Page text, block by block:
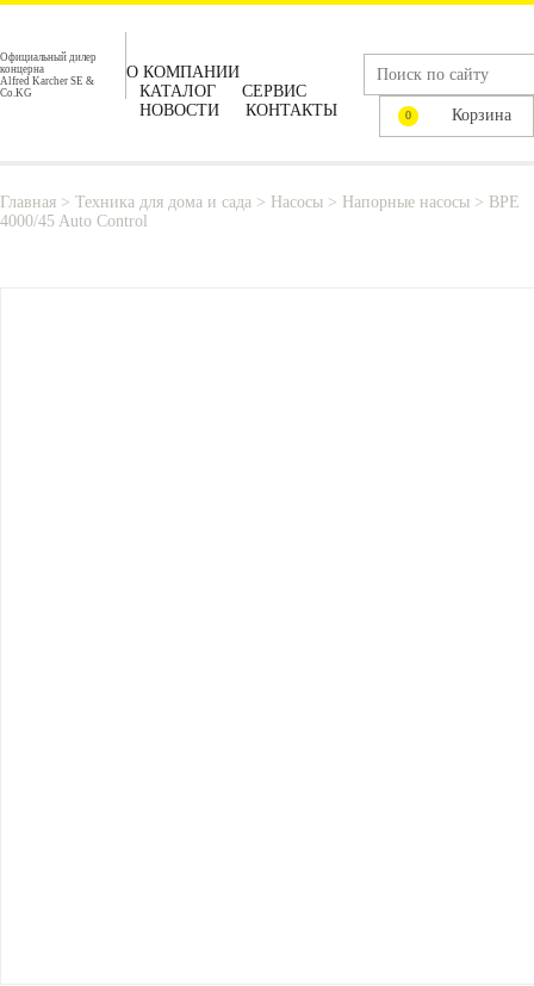
Официальный дилер
концерна
Alfred Karcher SE &
Co.KG
О КОМПАНИИ
КАТАЛОГ
СЕРВИС
НОВОСТИ
КОНТАКТЫ 0 Корзина
Главная > Техника для дома и сада > Насосы > Напорные насосы > BPE
4000/45 Auto Control